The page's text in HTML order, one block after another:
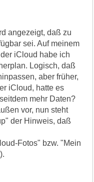
angezeigt, daß zu
sei. Auf meinem
iCloud habe ich
Logisch, daß
aber früher,
iCloud, hatte es
mehr Daten?
vor, nun steht
der Hinweis, daß
Fotos" bzw. "Mein